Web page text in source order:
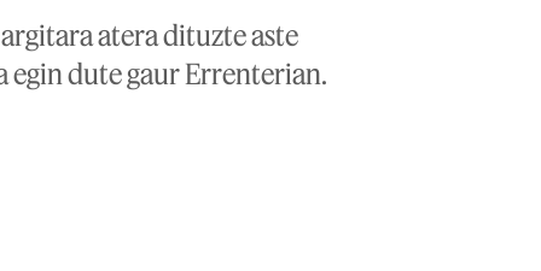
atera dituzte aste
dute gaur Errenterian.